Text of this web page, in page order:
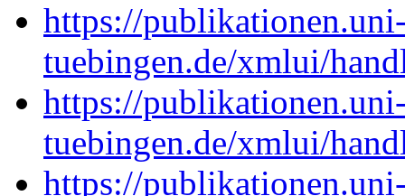
https://
tuebingen.de/xmlui/
https://
tuebingen.de/xmlui/
https://